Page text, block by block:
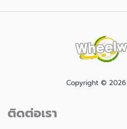
Copyright ©
ติดต่อเรา